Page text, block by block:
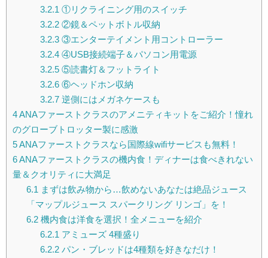
3.2.1 ①リクライニング用のスイッチ
3.2.2②鏡＆ペットボトル収納
3.2.3③エンターテイメント用コントローラー
3.2.4④USB接続端子＆パソコン用電源
3.2.5⑤読書灯＆フットライト
3.2.6⑥ヘッドホン収納
3.2.7逆側にはメガネケースも
4ANAファーストクラスのアメニティキットをご紹介！憧れ
のグローブトロッター製に感激
5ANAファーストクラスなら国際線wifiサービスも無料！
6ANAファーストクラスの機内食！ディナーは食べきれない
量＆クオリティに大満足
6.1 まずは飲み物から…飲めないあなたは絶品ジュース
「マップルジュース スパークリング リンゴ」を！
6.2機内食は洋食を選択！全メニューを紹介
6.2.1 アミューズ 4種盛り
6.2.2パン・ブレッドは4種類を好きなだけ！